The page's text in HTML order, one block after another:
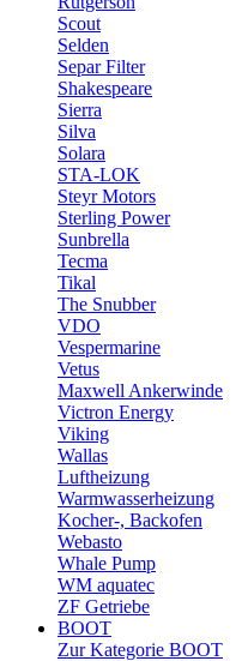
Scout
Selden
Separ Filter
Shakespeare
Sierra
Silva
Solara
STA-LOK
Steyr Motors
Sterling Power
Sunbrella
Tecma
Tikal
The Snubber
VDO
Vespermarine
Vetus
Maxwell Ankerwinde
Victron Energy
Viking
Wallas
Luftheizung
Warmwasserheizung
Kocher-, Backofen
Webasto
Whale Pump
WM aquatec
ZF Getriebe
BOOT
Zur Kategorie BOOT